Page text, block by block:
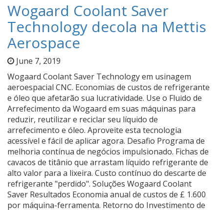
Wogaard Coolant Saver
Technology decola na Mettis
Aerospace
June 7, 2019
Wogaard Coolant Saver Technology em usinagem
aeroespacial CNC. Economias de custos de refrigerante
e óleo que afetarão sua lucratividade. Use o Fluido de
Arrefecimento da Wogaard em suas máquinas para
reduzir, reutilizar e reciclar seu líquido de
arrefecimento e óleo. Aproveite esta tecnologia
acessível e fácil de aplicar agora. Desafio Programa de
melhoria contínua de negócios impulsionado. Fichas de
cavacos de titânio que arrastam líquido refrigerante de
alto valor para a lixeira. Custo contínuo do descarte de
refrigerante "perdido". Soluções Wogaard Coolant
Saver Resultados Economia anual de custos de £ 1.600
por máquina-ferramenta. Retorno do Investimento de